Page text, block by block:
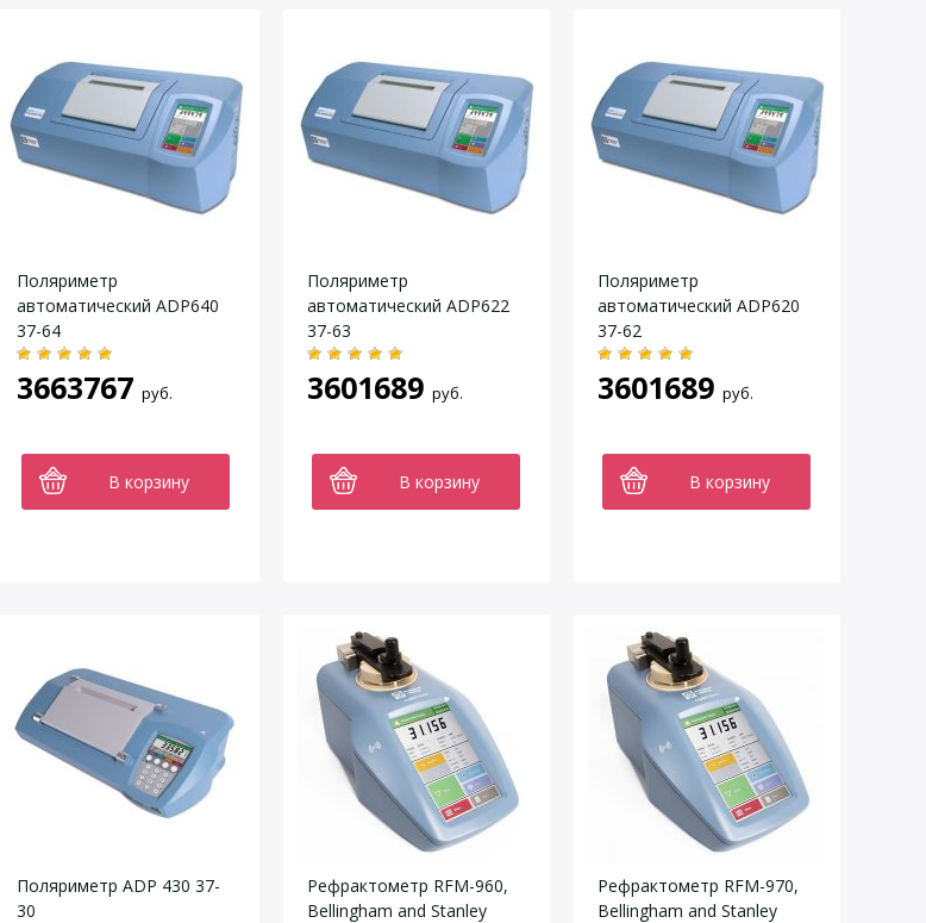
Поляриметр
автоматический ADP640
37-64
3663767 руб.
В корзину
Поляриметр
автоматический ADP622
37-63
3601689 руб.
В корзину
Поляриметр
автоматический ADP620
37-62
3601689 руб.
В корзину
Поляриметр ADP 430 37-
30
Рефрактометр RFM-960,
Bellingham and Stanley
Рефрактометр RFM-970,
Bellingham and Stanley